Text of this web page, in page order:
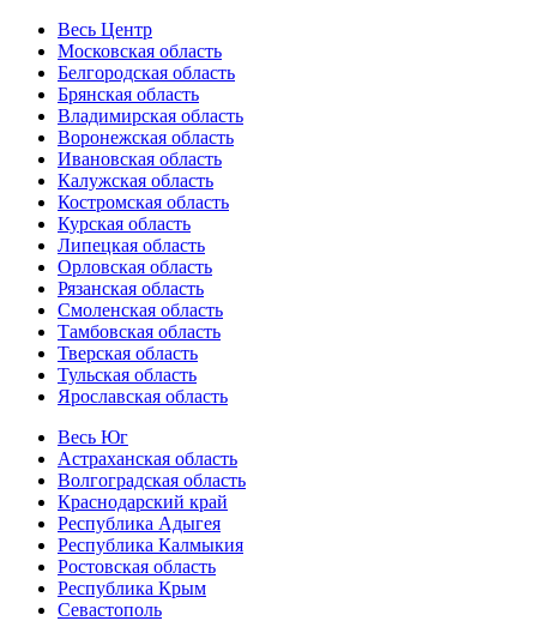
Весь Центр
Московская область
Белгородская область
Брянская область
Владимирская область
Воронежская область
Ивановская область
Калужская область
Костромская область
Курская область
Липецкая область
Орловская область
Рязанская область
Смоленская область
Тамбовская область
Тверская область
Тульская область
Ярославская область
Весь Юг
Астраханская область
Волгоградская область
Краснодарский край
Республика Адыгея
Республика Калмыкия
Ростовская область
Республика Крым
Севастополь